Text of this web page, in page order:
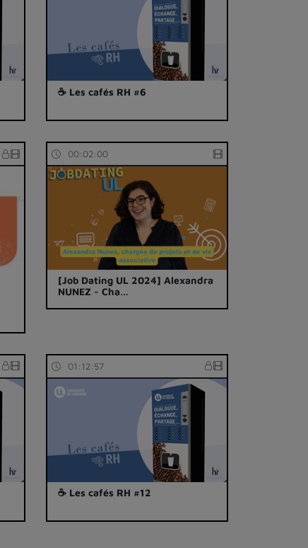
☕ Les cafés RH #6
00:02:00
[Job Dating UL 2024] Alexandra
NUNEZ - Cha…
01:12:57
☕ Les cafés RH #12